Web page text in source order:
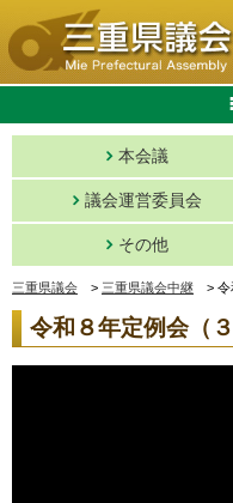
本会議
議会運営委員会
その他
三重県議会 > 三重県議会中継 > 令
令和８年定例会（３